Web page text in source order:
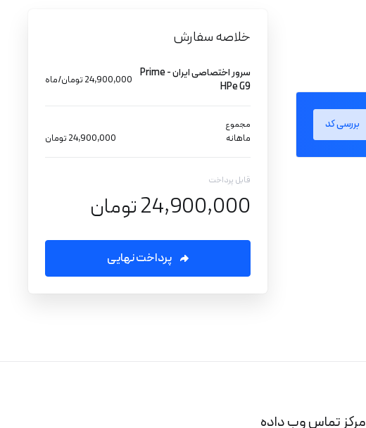
بررسی کد
خلاصه سفارش
سرور اختصاصی ایران - Prime
HPe G9
24,900,000 تومان/ماه
مجموع
ماهانه 24,900,000 تومان
قابل پرداخت
24,900,000 تومان
پرداخت نهایی
مرکز تماس وب داده